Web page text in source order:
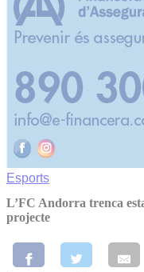
Esports
L’FC Andorra trenca
projecte